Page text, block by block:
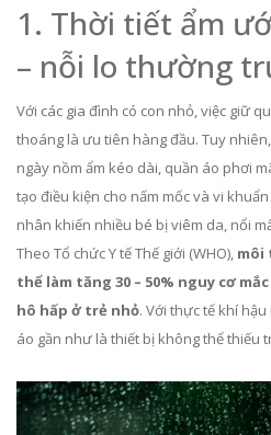
1. Thời tiết ẩm
– nỗi lo thường
Với các gia đình có con nhỏ, việc giữ
thoáng là ưu tiên hàng đầu. Tuy
ngày nồm ẩm kéo dài, quần áo phơi
tạo điều kiện cho nấm mốc và vi
nhân khiến nhiều bé bị viêm da, nổi
Theo Tổ chức Y tế Thế giới (WHO), môi
thể làm tăng 30 – 50% nguy cơ
hô hấp ở trẻ nhỏ. Với thực tế khí
áo gần như là thiết bị không thể thiếu